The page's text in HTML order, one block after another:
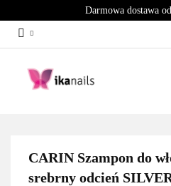
Darmowa dostawa
CARIN Szampon do
srebrny odcień